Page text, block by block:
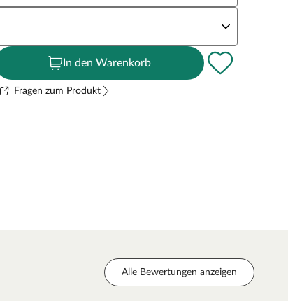
In den Warenkorb
Fragen zum Produkt
Alle Bewertungen anzeigen